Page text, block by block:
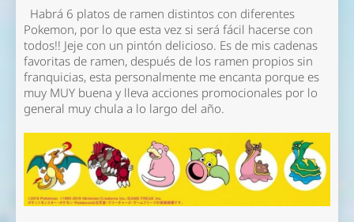
Habrá 6 platos de ramen distintos con diferentes
Pokemon, por lo que esta vez si será fácil hacerse con
todos!! Jeje con un pintón delicioso. Es de mis cadenas
favoritas de ramen, después de los ramen propios sin
franquicias, esta personalmente me encanta porque es
muy MUY buena y lleva acciones promocionales por lo
general muy chula a lo largo del año.